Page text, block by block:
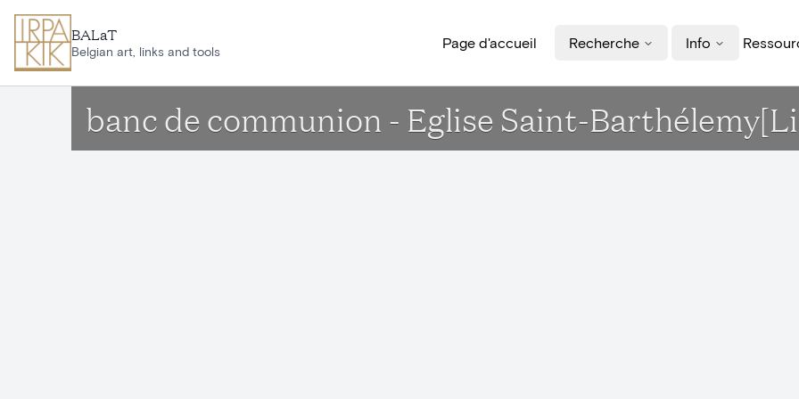
BALaT
Belgian art, links and tools
Page d'accueil Recherche Info
banc de communion - Eglise Saint-